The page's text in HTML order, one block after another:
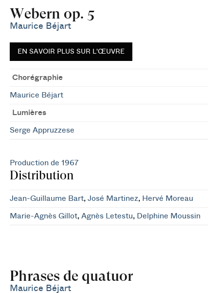
Webern op. 5
Maurice Béjart
EN SAVOIR PLUS SUR L'ŒUVRE
Chorégraphie
Maurice Béjart
Lumières
Serge Appruzzese
Production de 1967
Distribution
Jean-Guillaume Bart, José Martinez, Hervé Moreau
Marie-Agnès Gillot, Agnès Letestu, Delphine Moussin
Phrases de quatuor
Maurice Béjart